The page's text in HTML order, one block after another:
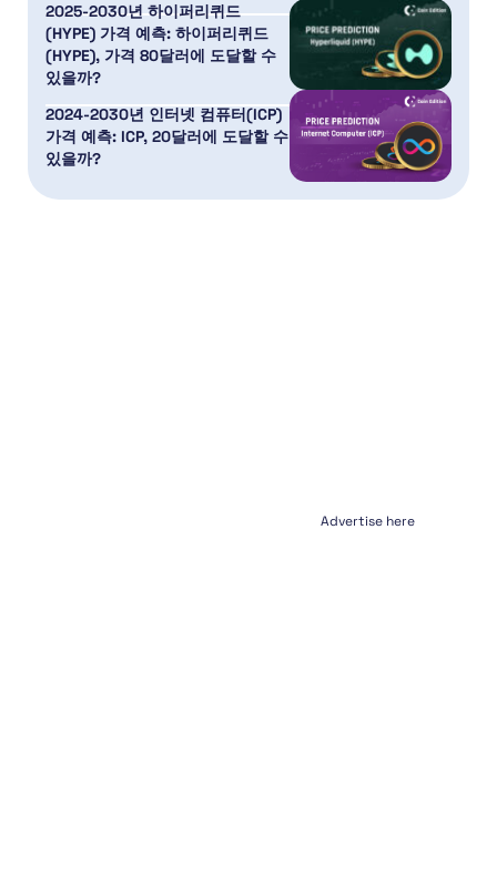
2025-2030년 하이퍼리퀴드
(HYPE) 가격 예측: 하이퍼리퀴드
(HYPE), 가격 80달러에 도달할 수
있을까?
2024-2030년 인터넷 컴퓨터(ICP)
가격 예측: ICP, 20달러에 도달할 수
있을까?
Advertise here